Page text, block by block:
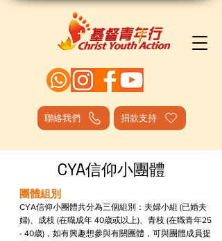
聯絡我們 捐款支持
CYA信仰小團體
團體組別
CYA信仰小團體共分為三個組別：夫婦小組 (已婚夫
婦)、成枝 (在職成年 40歳或以上)、青枝 (在職青年25
- 40歳)，如有興趣想參與有關團體，可與團體成員提